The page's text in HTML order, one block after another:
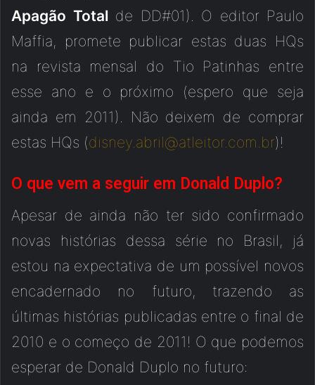
Apagão Total de DD#01). O editor Paulo
Maffia, promete publicar estas duas HQs
na revista mensal do Tio Patinhas entre
esse ano e o próximo (espero que seja
ainda em 2011). Não deixem de comprar
estas HQs (disney.abril@atleitor.com.br)!
O que vem a seguir em Donald Duplo?
Apesar de ainda não ter sido confirmado
novas histórias dessa série no Brasil, já
estou na expectativa de um possível novos
encadernado no futuro, trazendo as
últimas histórias publicadas entre o final de
2010 e o começo de 2011! O que podemos
esperar de Donald Duplo no futuro: